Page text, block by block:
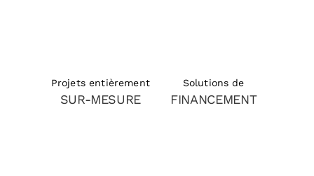
Projets entièrement
SUR-MESURE
Solutions de
FINANCEMENT